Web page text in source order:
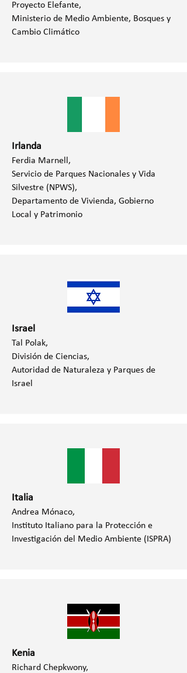
Proyecto Elefante,
Ministerio de Medio Ambiente, Bosques y
Cambio Climático
Irlanda
Ferdia Marnell,
Servicio de Parques Nacionales y Vida
Silvestre (NPWS),
Departamento de Vivienda, Gobierno
Local y Patrimonio
Israel
Tal Polak,
División de Ciencias,
Autoridad de Naturaleza y Parques de
Israel
Italia
Andrea Mónaco,
Instituto Italiano para la Protección e
Investigación del Medio Ambiente (ISPRA)
Kenia
Richard Chepkwony,